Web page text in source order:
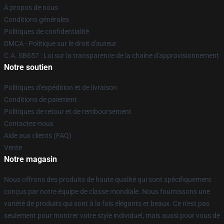
À propos de nous
Conditions générales
Politiques de confidentialité
DMCA - Politique sur le droit d'auteur
C.A. SB657 : Loi sur la transparence de la chaîne d'approvisionnement
Notre soutien
Politiques d'expédition et de livraison
Conditions de paiement
Politiques de retour et de remboursement
Contactez-nous
Aide aux clients (FAQ)
Vente
Notre magasin
Nous offrons des produits de haute qualité qui sont spécifiquement
conçus par notre équipe de classe mondiale. Nous fournissons une
variété de produits qui sont à la fois élégants et beaux. Ce n'est pas
seulement pour montrer votre style individuel, mais aussi pour vous de